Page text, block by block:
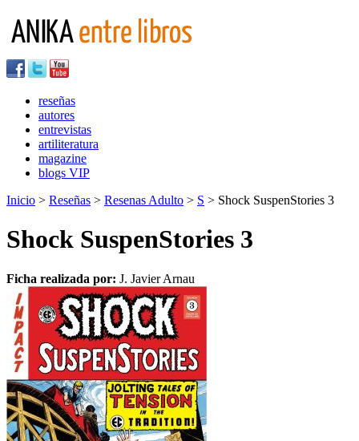
reseñas
autores
entrevistas
artiliteratura
magazine
blogs VIP
Inicio > Reseñas > Resenas Adulto > S > Shock SuspenStories 3
Shock SuspenStories 3
Ficha realizada por: J. Javier Arnau